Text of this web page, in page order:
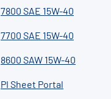
7800 SAE 15W-40
7700 SAE 15W-40
8600 SAW 15W-40
PI Sheet Portal